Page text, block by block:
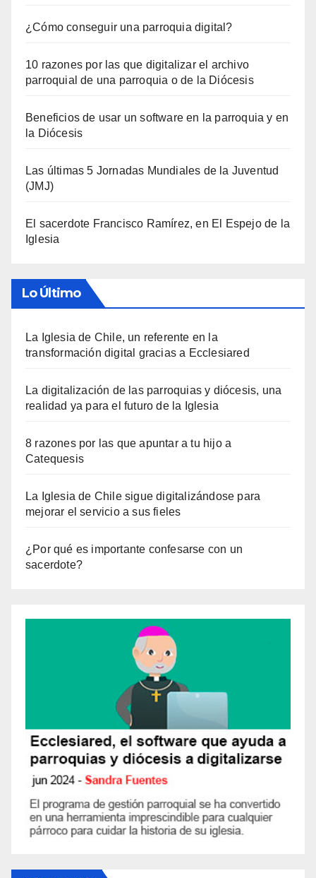
¿Cómo conseguir una parroquia digital?
10 razones por las que digitalizar el archivo
parroquial de una parroquia o de la Diócesis
Beneficios de usar un software en la parroquia y en
la Diócesis
Las últimas 5 Jornadas Mundiales de la Juventud
(JMJ)
El sacerdote Francisco Ramírez, en El Espejo de la
Iglesia
Lo Último
La Iglesia de Chile, un referente en la
transformación digital gracias a Ecclesiared
La digitalización de las parroquias y diócesis, una
realidad ya para el futuro de la Iglesia
8 razones por las que apuntar a tu hijo a
Catequesis
La Iglesia de Chile sigue digitalizándose para
mejorar el servicio a sus fieles
¿Por qué es importante confesarse con un
sacerdote?